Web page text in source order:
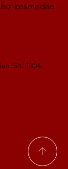
kesmeden
Sit. 1354.